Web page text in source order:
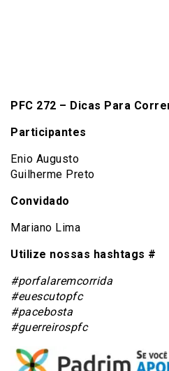
PFC 272 – Dicas Para
Participantes
Enio Augusto
Guilherme Preto
Convidado
Mariano Lima
Utilize nossas hashtags #
#porfalaremcorrida
#euescutopfc
#pacebosta
#guerreirospfc